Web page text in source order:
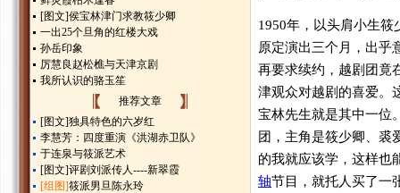
[图文]侯宝林津门求教筱少卿
一出25个旦角的红楼大戏
孙岳印象
厉慧良赵松樵与天津京剧
我所认识的骆玉笙
推荐文章
[图文]独具特色的六岁红
李慧芳：四度重演《洪湖赤卫队》
于连泉与筱派艺术
[图文]评剧刘派传人----新翠霞
[组图]筱派男旦陈永玲
1950年，以头肩小生
原定演出三个月，出乎
再要求续约，越剧团竟
津观众对越剧的喜爱。
宝林先生就是其中一位
团，主角是筱少卿、裘
的我就应该学，这样也
轴节目，就托人买了一